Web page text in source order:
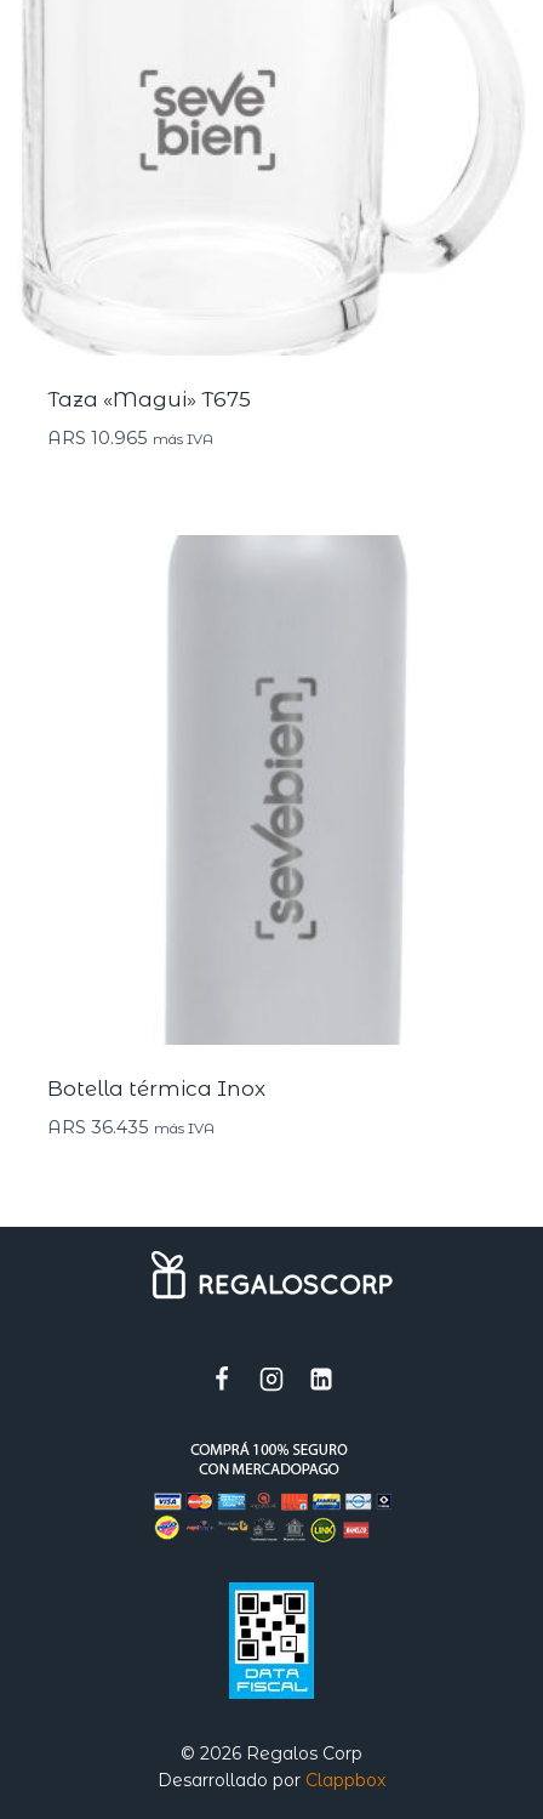
Taza «Magui» T675
ARS 10.965 más IVA
Botella térmica Inox
ARS 36.435 más IVA
© 2026 Regalos Corp
Desarrollado por Clappbox